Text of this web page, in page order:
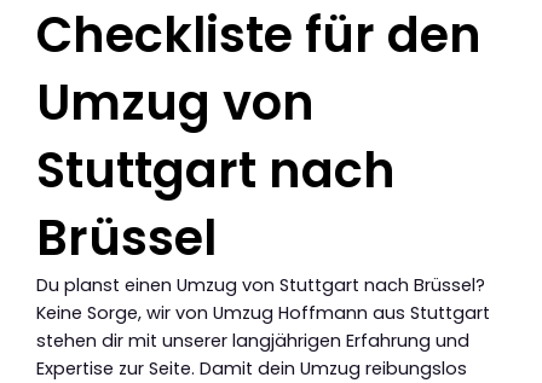
Checkliste für den
Umzug von
Stuttgart nach
Brüssel
Du planst einen Umzug von Stuttgart nach Brüssel?
Keine Sorge, wir von Umzug Hoffmann aus Stuttgart
stehen dir mit unserer langjährigen Erfahrung und
Expertise zur Seite. Damit dein Umzug reibungslos